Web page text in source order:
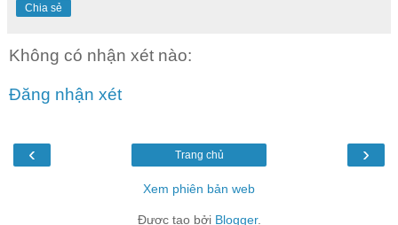
Chia sẻ
Không có nhận xét nào:
Đăng nhận xét
‹ ›
Trang chủ
Xem phiên bản web
Được tạo bởi Blogger.